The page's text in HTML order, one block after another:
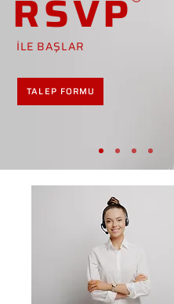
RSVP
İLE BAŞLAR
TALEP FORMU